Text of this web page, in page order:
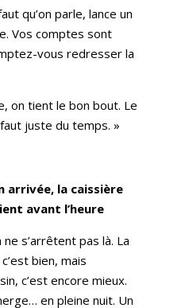
qu’on parle, lance un
Vos comptes sont
vous redresser la
on tient le bon bout. Le
juste du temps. »
arrivée, la caissière
avant l’heure
ne s’arrêtent pas là. La
bien, mais
c’est encore mieux.
en pleine nuit. Un